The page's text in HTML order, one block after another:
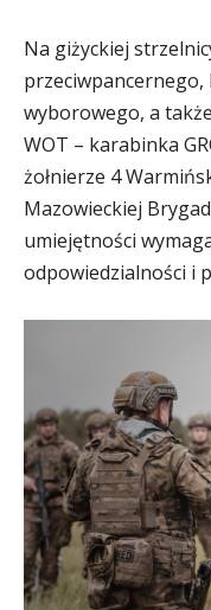
Na giżyckiej
wyborowego, a
WOT – karabinka
żołnierze 4
Mazowieckiej
umiejętności
odpowiedzialności i